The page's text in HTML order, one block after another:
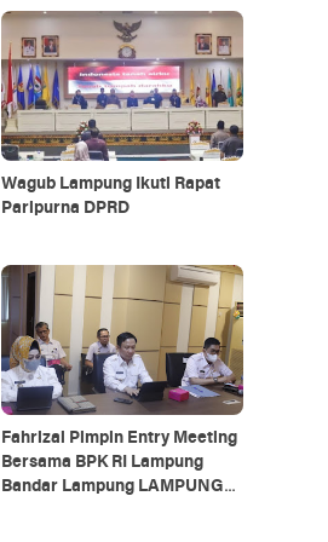
Wagub Lampung Ikuti Rapat
Paripurna DPRD
Fahrizal Pimpin Entry Meeting
Bersama BPK RI Lampung
Bandar Lampung LAMPUNG